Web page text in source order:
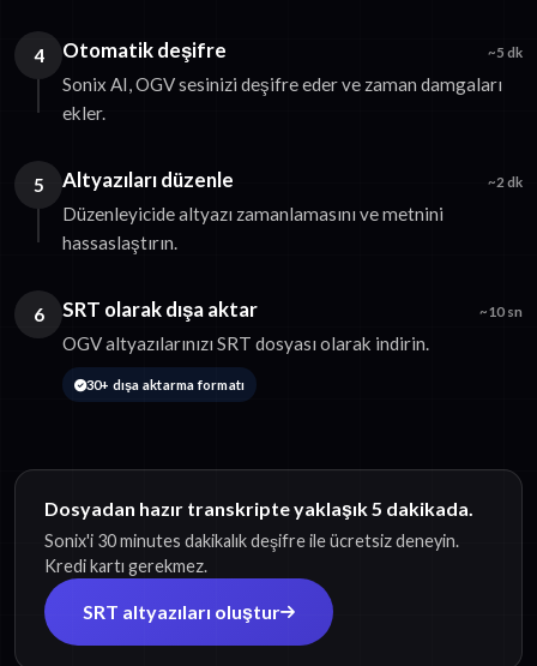
4 Otomatik deşifre ~5 dk
Sonix AI, OGV sesinizi deşifre eder ve zaman damgaları
ekler.
5 Altyazıları düzenle ~2 dk
Düzenleyicide altyazı zamanlamasını ve metnini
hassaslaştırın.
6 SRT olarak dışa aktar ~10 sn
OGV altyazılarınızı SRT dosyası olarak indirin.
30+ dışa aktarma formatı
Dosyadan hazır transkripte yaklaşık 5 dakikada.
Sonix'i 30 minutes dakikalık deşifre ile ücretsiz deneyin.
Kredi kartı gerekmez.
SRT altyazıları oluştur